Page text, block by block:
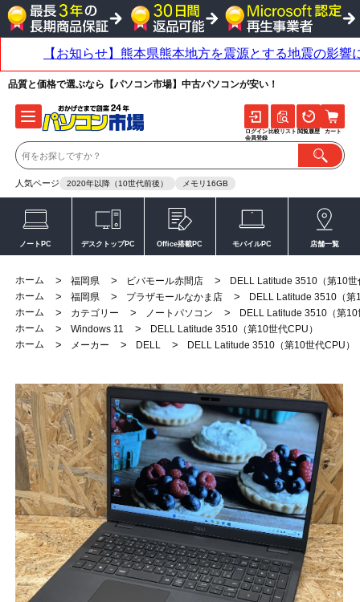
品質と価格で選ぶなら【パソコン市場】中古パソコンが安い！
人気ページ 2020年以降（10世代前後） メモリ16GB
ログイン
会員登録
比較リスト 閲覧履歴 カート
ノートPC デスクトップPC Office搭載PC モバイルPC 店舗一覧
ホーム > 福岡県 > ビバモール赤間店 >
DELL Latitude 3510（第10
ホーム
> 福岡県 > プラザモールなかま店 >
DELL Latitude 3510（第
ホーム
> カテゴリー > ノートパソコン >
DELL Latitude 3510（第
ホーム
> Windows 11 >
DELL Latitude 3510（第10世代CPU）
ホーム
> メーカー > DELL > DELL Latitude 3510（第10世代CPU）